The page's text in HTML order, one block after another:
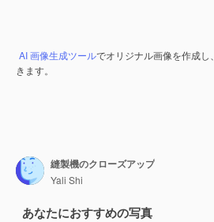
AI 画像生成ツールでオリジナル画像を作成し、
きます。
縫製機のクローズアップ
Yali Shi
あなたにおすすめの写真